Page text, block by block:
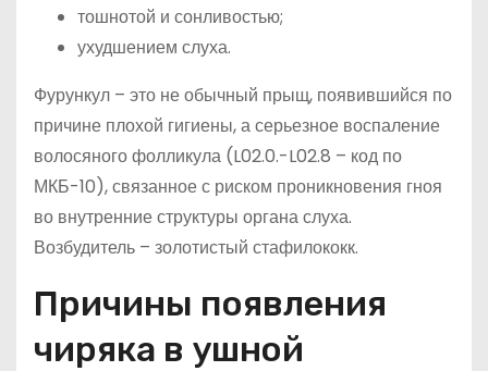
тошнотой и сонливостью;
ухудшением слуха.
Фурункул – это не обычный прыщ, появившийся по
причине плохой гигиены, а серьезное воспаление
волосяного фолликула (L02.0.-L02.8 – код по
МКБ-10), связанное с риском проникновения гноя
во внутренние структуры органа слуха.
Возбудитель – золотистый стафилококк.
Причины появления
чиряка в ушной